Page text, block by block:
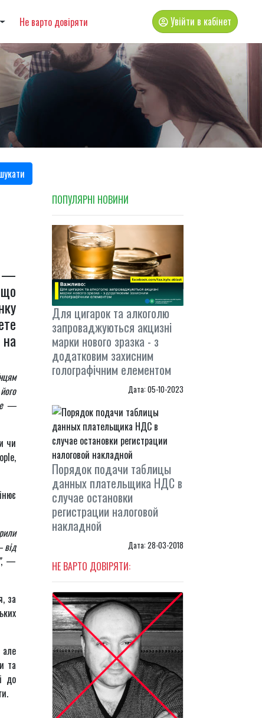
Не варто довіряти Увійти в кабінет
—
—
чи
від
, —
за
та
до
ПОПУЛЯРНI НОВИНИ
Для цигарок та алкоголю
запроваджуються акцизні
марки нового зразка - з
додатковим захисним
голографічним елементом
Дата: 05-10-2023
Порядок подачи таблицы
данных плательщика НДС в
случае остановки
регистрации налоговой
накладной
Дата: 28-03-2018
НЕ ВАРТО ДОВІРЯТИ: